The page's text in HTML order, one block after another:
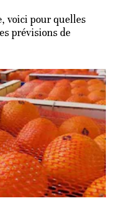
voici pour quelles
prévisions de